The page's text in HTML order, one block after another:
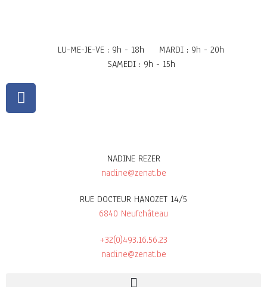
LU-ME-JE-VE : 9h - 18h
MARDI : 9h - 20h
SAMEDI : 9h - 15h
NADINE REZER
nadine@zenat.be
RUE DOCTEUR HANOZET 14/5
6840 Neufchâteau
+32(0)493.16.56.23
nadine@zenat.be